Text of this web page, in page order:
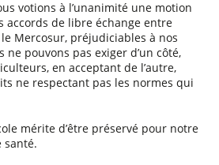
votions à l’unanimité une motion
accords de libre échange entre
Mercosur, préjudiciables à nos
ne pouvons pas exiger d’un côté,
en acceptant de l’autre,
ne respectant pas les normes qui
mérite d’être préservé pour notre
santé.